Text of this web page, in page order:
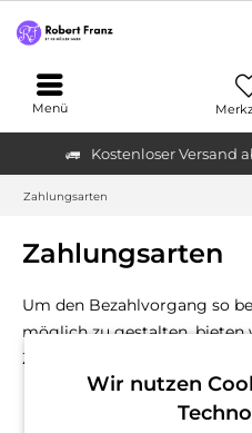
Kostenloser Versand
Menü
Zahlungsarten
Zahlungsarten
Um den Bezahlvorgang so
möglich zu gestalten, bieten
Zahlungsarten an:
Wir nutzen